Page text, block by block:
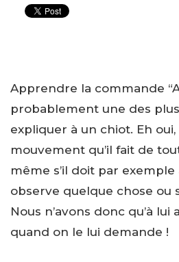
Apprendre la commande
probablement une des
expliquer à un chiot. Eh oui,
mouvement qu’il fait de
même s’il doit par exemple
observe quelque chose ou
Nous n’avons donc qu’à
quand on le lui demande !